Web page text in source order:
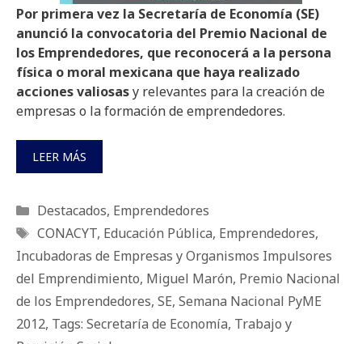
Por primera vez la Secretaría de Economía (SE)
anunció la convocatoria del Premio Nacional de
los Emprendedores, que reconocerá a la persona
física o moral mexicana que haya realizado
acciones valiosasy relevantes para la creación de
empresas o la formación de emprendedores.
LEER MÁS
Categorías
Destacados, Emprendedores
Etiquetas
CONACYT, Educación Pública, Emprendedores,
Incubadoras de Empresas y Organismos Impulsores
del Emprendimiento, Miguel Marón, Premio Nacional
de los Emprendedores, SE, Semana Nacional PyME
2012, Tags: Secretaría de Economía, Trabajo y